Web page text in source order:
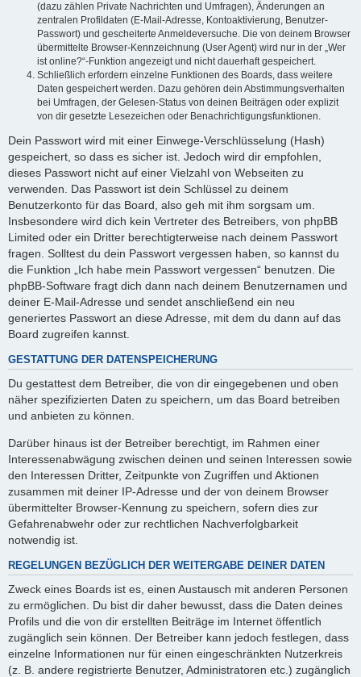
(dazu zählen Private Nachrichten und Umfragen), Änderungen an
zentralen Profildaten (E-Mail-Adresse, Kontoaktivierung, Benutzer-
Passwort) und gescheiterte Anmeldeversuche. Die von deinem Browser
übermittelte Browser-Kennzeichnung (User Agent) wird nur in der „Wer
ist online?“-Funktion angezeigt und nicht dauerhaft gespeichert.
Schließlich erfordern einzelne Funktionen des Boards, dass weitere
Daten gespeichert werden. Dazu gehören dein Abstimmungsverhalten
bei Umfragen, der Gelesen-Status von deinen Beiträgen oder explizit
von dir gesetzte Lesezeichen oder Benachrichtigungsfunktionen.
Dein Passwort wird mit einer Einwege-Verschlüsselung (Hash)
gespeichert, so dass es sicher ist. Jedoch wird dir empfohlen,
dieses Passwort nicht auf einer Vielzahl von Webseiten zu
verwenden. Das Passwort ist dein Schlüssel zu deinem
Benutzerkonto für das Board, also geh mit ihm sorgsam um.
Insbesondere wird dich kein Vertreter des Betreibers, von phpBB
Limited oder ein Dritter berechtigterweise nach deinem Passwort
fragen. Solltest du dein Passwort vergessen haben, so kannst du
die Funktion „Ich habe mein Passwort vergessen“ benutzen. Die
phpBB-Software fragt dich dann nach deinem Benutzernamen und
deiner E-Mail-Adresse und sendet anschließend ein neu
generiertes Passwort an diese Adresse, mit dem du dann auf das
Board zugreifen kannst.
GESTATTUNG DER DATENSPEICHERUNG
Du gestattest dem Betreiber, die von dir eingegebenen und oben
näher spezifizierten Daten zu speichern, um das Board betreiben
und anbieten zu können.
Darüber hinaus ist der Betreiber berechtigt, im Rahmen einer
Interessenabwägung zwischen deinen und seinen Interessen sowie
den Interessen Dritter, Zeitpunkte von Zugriffen und Aktionen
zusammen mit deiner IP-Adresse und der von deinem Browser
übermittelter Browser-Kennung zu speichern, sofern dies zur
Gefahrenabwehr oder zur rechtlichen Nachverfolgbarkeit
notwendig ist.
REGELUNGEN BEZÜGLICH DER WEITERGABE DEINER DATEN
Zweck eines Boards ist es, einen Austausch mit anderen Personen
zu ermöglichen. Du bist dir daher bewusst, dass die Daten deines
Profils und die von dir erstellten Beiträge im Internet öffentlich
zugänglich sein können. Der Betreiber kann jedoch festlegen, dass
einzelne Informationen nur für einen eingeschränkten Nutzerkreis
(z. B. andere registrierte Benutzer, Administratoren etc.) zugänglich